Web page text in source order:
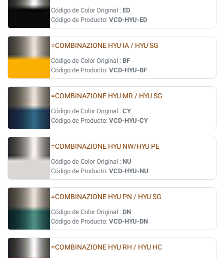
Código de Color Original : ED
Código de Producto: VCD-HYU-ED
=COMBINAZIONE HYU IA / HYU SG
Código de Color Original : BF
Código de Producto: VCD-HYU-BF
=COMBINAZIONE HYU MR / HYU SG
Código de Color Original : CY
Código de Producto: VCD-HYU-CY
=COMBINAZIONE HYU NW/HYU PE
Código de Color Original : NU
Código de Producto: VCD-HYU-NU
=COMBINAZIONE HYU PN / HYU SG
Código de Color Original : DN
Código de Producto: VCD-HYU-DN
=COMBINAZIONE HYU RH / HYU HC